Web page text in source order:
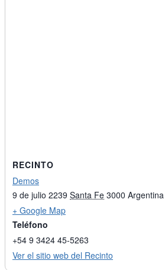
RECINTO
Demos
9 de julio 2239 Santa Fe 3000 Argentina
+ Google Map
Teléfono
+54 9 3424 45-5263
Ver el sitio web del Recinto